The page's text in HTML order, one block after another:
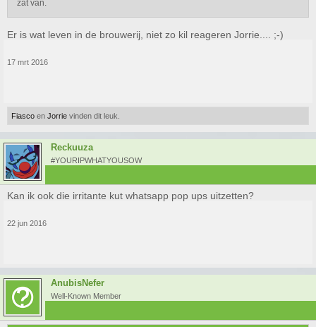
zat van.
Er is wat leven in de brouwerij, niet zo kil reageren Jorrie.... ;-)
17 mrt 2016
Fiasco en Jorrie vinden dit leuk.
Reckuuza
#YOURIPWHATYOUSOW
Kan ik ook die irritante kut whatsapp pop ups uitzetten?
22 jun 2016
AnubisNefer
Well-Known Member